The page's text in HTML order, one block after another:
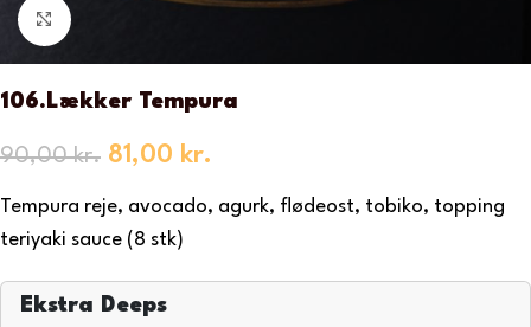
Klik for at forstørre
106.Lækker Tempura
90,00kr. 81,00 kr.
Tempura reje, avocado, agurk, flødeost, tobiko, topping
teriyaki sauce (8 stk)